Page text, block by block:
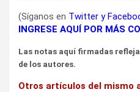
(Síganos en Twitter y
INGRESE AQUÍ POR MÁS
Las notas aquí firmadas
de los autores.
Otros artículos del mismo